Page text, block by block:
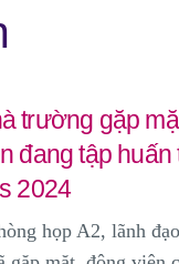
trường gặp
đang tập
2024
họp A2, lãnh